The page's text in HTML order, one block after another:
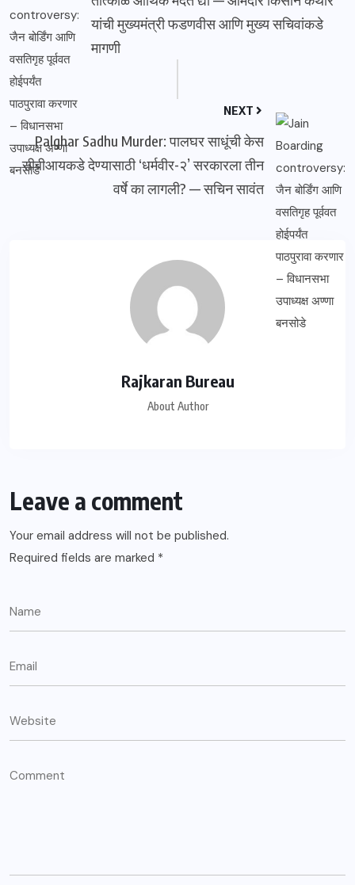
यांची मुख्यमंत्री फडणवीस आणि मुख्य सचिवांकडे
मागणी
NEXT
Palghar Sadhu Murder: पालघर साधूंची केस
सीबीआयकडे देण्यासाठी ‘धर्मवीर-२’ सरकारला तीन
वर्षे का लागली? — सचिन सावंत
Rajkaran Bureau
About Author
Leave a comment
Your email address will not be published.
Required fields are marked *